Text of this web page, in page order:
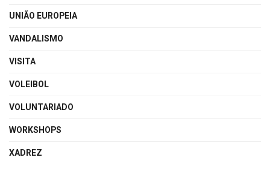
UNIÃO EUROPEIA
VANDALISMO
VISITA
VOLEIBOL
VOLUNTARIADO
WORKSHOPS
XADREZ